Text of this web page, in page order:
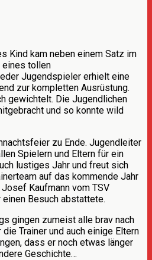
Kind kam neben einem Satz im
eines tollen
Jugendspieler erhielt eine
zur kompletten Ausrüstung.
gewichtelt. Die Jugendlichen
und so konnte wild
zu Ende. Jugendleiter
Spielern und Eltern für ein
lustiges Jahr und freut sich
auf das kommende Jahr
Kaufmann vom TSV
Besuch abstattete.
gingen zumeist alle brav nach
Trainer und auch einige Eltern
dass er noch etwas länger
Geschichte…